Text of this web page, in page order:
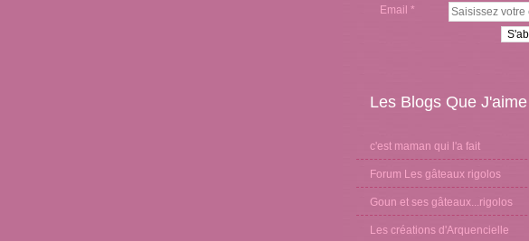
Email
Les Blogs Que J'aime
c'est maman qui l'a fait
Forum Les gâteaux rigolos
Goun et ses gâteaux...rigolos
Les créations d'Arquencielle